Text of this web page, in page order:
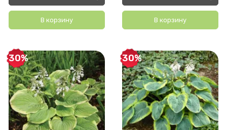
В корзину В корзину
-30% -30%